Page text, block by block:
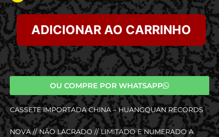
ADICIONAR AO CARRINHO
OU COMPRE POR WHATSAPP
CASSETE IMPORTADA CHINA – HUANGQUAN RECORDS
NOVA // NÃO LACRADO // LIMITADO E NUMERADO A